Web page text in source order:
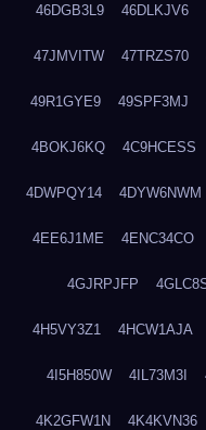
46DGB3L9 46DLKJV6
47JMVITW 47TRZS70
49R1GYE9 49SPF3MJ
4BOKJ6KQ 4C9HCESS
4DWPQY14 4DYW6NWM
4EE6J1ME 4ENC34CO
4GJRPJFP
4H5VY3Z1 4HCW1AJA
4I5H850W 4IL73M3I
4K2GFW1N 4K4KVN36